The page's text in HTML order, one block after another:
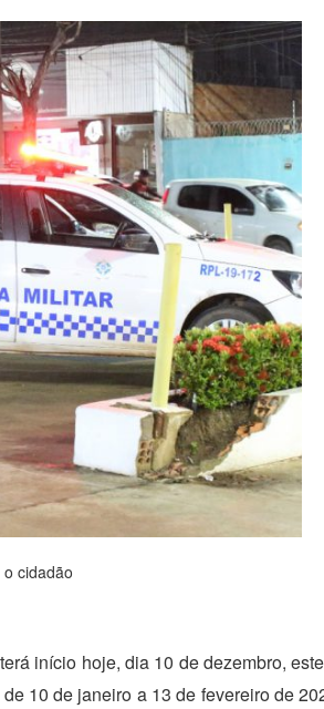
cidadão
início hoje, dia 10 de dezembro,
10 de janeiro a 13 de fevereiro de